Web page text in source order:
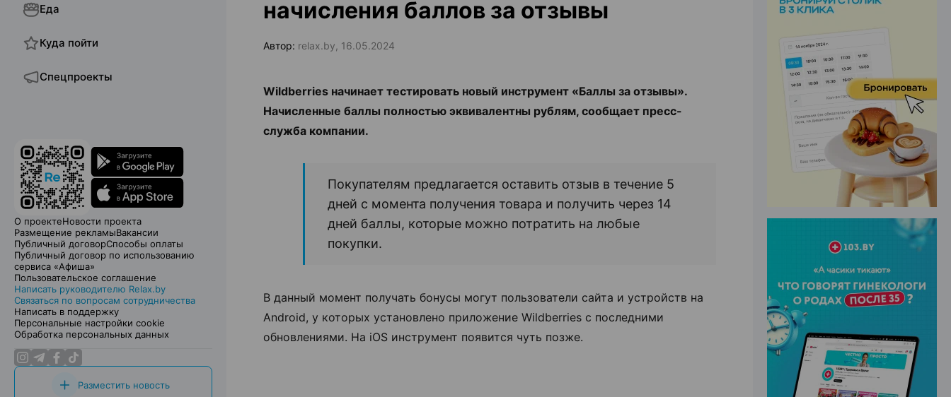
Еда
Куда пойти
Спецпроекты
О проектеНовости проекта
Размещение рекламыВакансии
Публичный договорСпособы оплаты
Публичный договор по использованию
сервиса «Афиша»
Пользовательское соглашение
Написать руководителю Relax.by
Связаться по вопросам сотрудничества
Написать в поддержку
Персональные настройки cookie
Обработка персональных данных
Разместить новость
начисления баллов за отзывы
Автор: relax.by, 16.05.2024
Wildberries начинает тестировать новый инструмент «Баллы за отзывы».
Начисленные баллы полностью эквивалентны рублям, сообщает пресс-
служба компании.
Покупателям предлагается оставить отзыв в течение 5
дней с момента получения товара и получить через 14
дней баллы, которые можно потратить на любые
покупки.
В данный момент получать бонусы могут пользователи сайта и устройств на
Android, у которых установлено приложение Wildberries с последними
обновлениями. На iOS инструмент появится чуть позже.
ЭФФЕКТИВНАЯ РЕКЛАМА НА САЙТЕ
ЭФФЕКТИВНАЯ РЕКЛАМА НА САЙТЕ